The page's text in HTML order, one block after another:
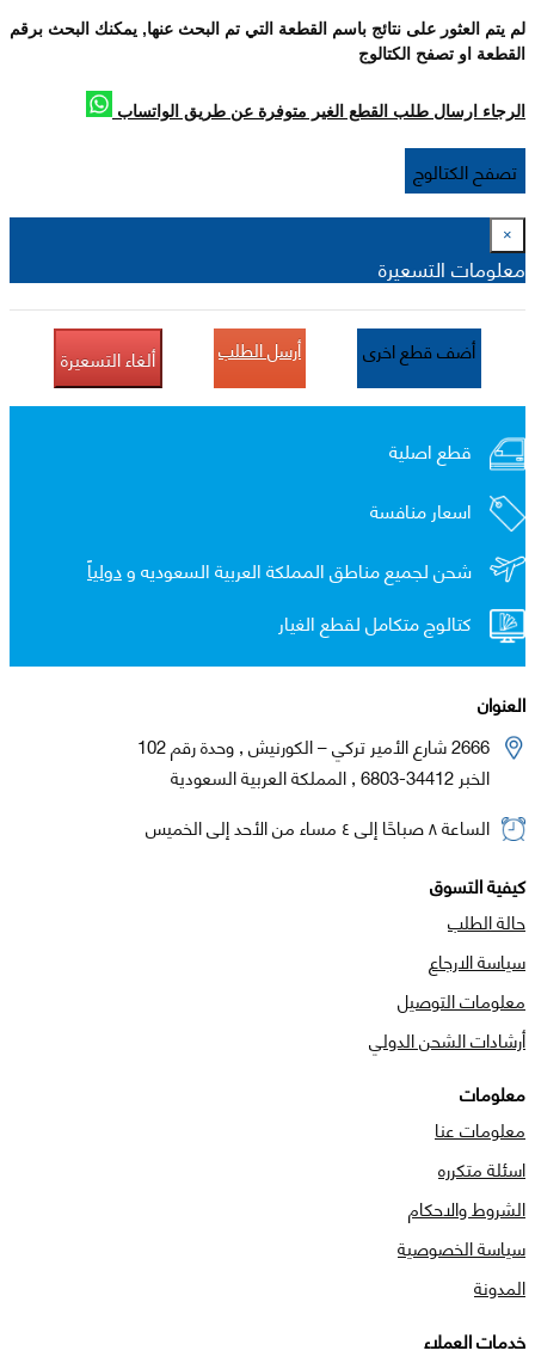
لم يتم العثور على نتائج باسم القطعة التي تم البحث عنها, يمكنك البحث برقم
القطعة او تصفح الكتالوج
الرجاء ارسال طلب القطع الغير متوفرة عن طريق الواتساب
تصفح الكتالوج
×
معلومات التسعيرة
أضف قطع اخرى أرسل الطلب ألغاء التسعيرة
قطع اصلية
اسعار منافسة
شحن لجميع مناطق المملكة العربية السعوديه ودولياً
كتالوج متكامل لقطع الغيار
العنوان
2666 شارع الأمير تركي – الكورنيش , وحدة رقم 102
الخبر 34412-6803 , المملكة العربية السعودية
الساعة ٨ صباحًا إلى ٤ مساء من الأحد إلى الخميس
كيفية التسوق
حالة الطلب
سياسة الارجاع
معلومات التوصيل
أرشادات الشحن الدولي
معلومات
معلومات عنا
اسئلة متكرره
الشروط والاحكام
سياسة الخصوصية
المدونة
خدمات العملاء